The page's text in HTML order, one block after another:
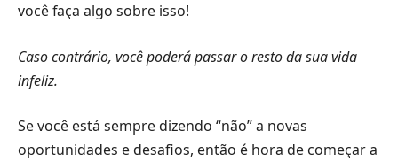
você faça algo sobre isso!
Caso contrário, você poderá passar o resto da sua vida
infeliz.
Se você está sempre dizendo “não” a novas
oportunidades e desafios, então é hora de começar a